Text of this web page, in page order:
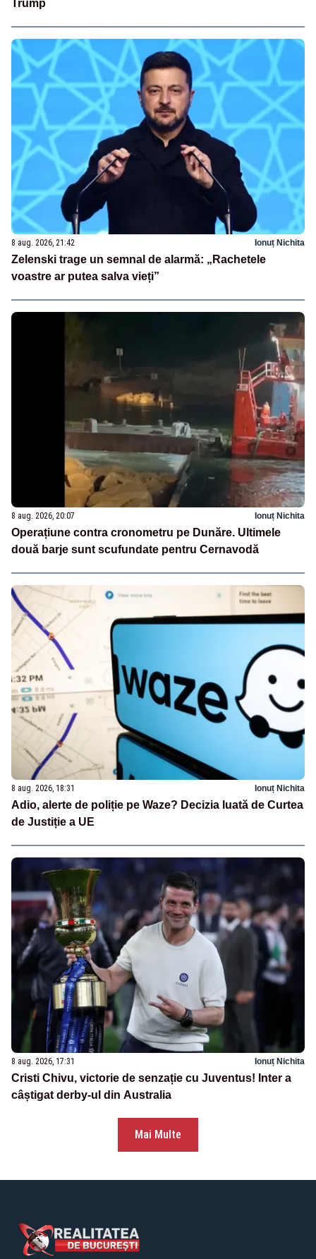
Trump
8 aug. 2026, 21:42 Ionuț Nichita
Zelenski trage un semnal de alarmă: „Rachetele
voastre ar putea salva vieți”
8 aug. 2026, 20:07 Ionuț Nichita
Operațiune contra cronometru pe Dunăre. Ultimele
două barje sunt scufundate pentru Cernavodă
8 aug. 2026, 18:31 Ionuț Nichita
Adio, alerte de poliție pe Waze? Decizia luată de Curtea
de Justiție a UE
8 aug. 2026, 17:31 Ionuț Nichita
Cristi Chivu, victorie de senzație cu Juventus! Inter a
câștigat derby-ul din Australia
Mai Multe